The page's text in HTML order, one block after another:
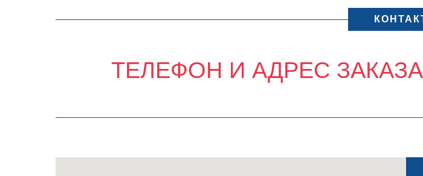
ТЕЛЕФОН И АДРЕС